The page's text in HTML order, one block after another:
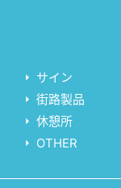
サイン
街路製品
休憩所
OTHER